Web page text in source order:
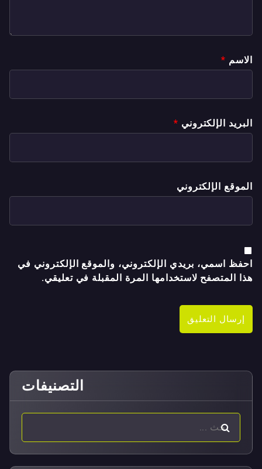
الاسم*
البريد الإلكتروني*
الموقع الإلكتروني
احفظ اسمي، بريدي الإلكتروني، والموقع الإلكتروني في
هذا المتصفح لاستخدامها المرة المقبلة في تعليقي.
التصنيفات